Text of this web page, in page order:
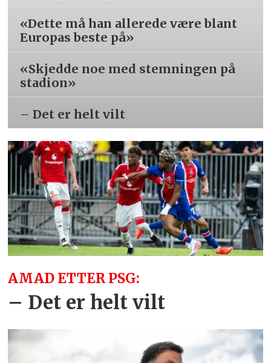
«Dette må han allerede være blant
Europas beste på»
«Skjedde noe med stemningen på
stadion»
– Det er helt vilt
AMAD ETTER PSG:
– Det er helt vilt